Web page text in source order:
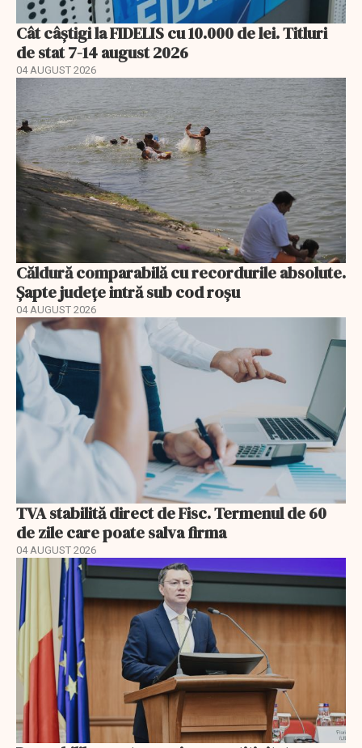
Cât câștigi la FIDELIS cu 10.000 de lei. Titluri
de stat 7-14 august 2026
04 AUGUST 2026
Căldură comparabilă cu recordurile absolute.
Șapte județe intră sub cod roșu
04 AUGUST 2026
TVA stabilită direct de Fisc. Termenul de 60
de zile care poate salva firma
04 AUGUST 2026